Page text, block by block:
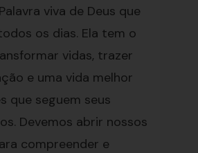
viva de Deus que
os dias. Ela tem o
vidas, trazer
e uma vida melhor
que seguem seus
Devemos abrir nossos
compreender e